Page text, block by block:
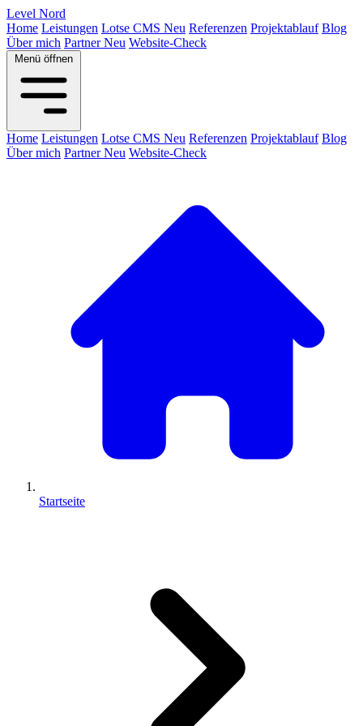
Level Nord
Home Leistungen Lotse CMS Neu Referenzen Projektablauf Blog
Über mich PartnerNeu Website-Check
Menü öffnen
Home Leistungen Lotse CMS Neu Referenzen Projektablauf Blog
Über mich PartnerNeu Website-Check
Startseite